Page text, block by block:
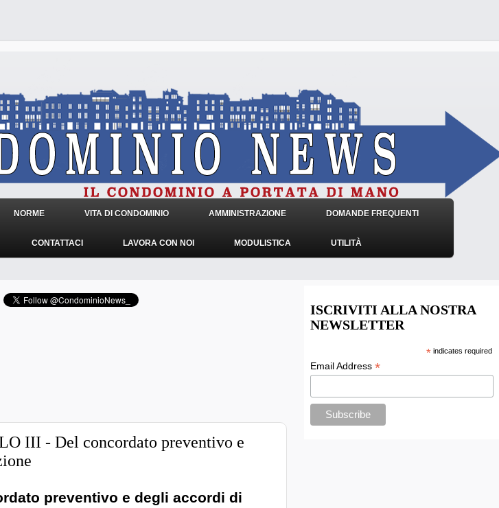
NORME VITA DI CONDOMINIO AMMINISTRAZIONE DOMANDE FREQUENTI
CONTATTACI LAVORA CON NOI MODULISTICA UTILITÀ
III - Del concordato preventivo e
preventivo e degli accordi di
ISCRIVITI ALLA NOSTRA
NEWSLETTER
*indicates required
Email Address *